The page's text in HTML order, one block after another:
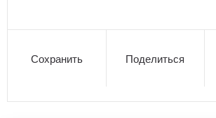
Сохранить Поделиться